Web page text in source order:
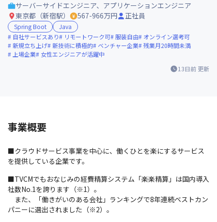
13日前 更新
サーバーサイドエンジニア、アプリケーションエンジニア
東京都（新宿駅）
567-966万円 正社員
Spring Boot
Java
自社サービスあり
リモートワーク可 服装自由
オンライン選考可
新規立ち上げ 新技術に積極的 ベンチャー企業 残業月20時間未満
上場企業
女性エンジニアが活躍中
事業概要
■クラウドサービス事業を中心に、働くひとを楽にするサービス
を提供している企業です。
■TVCMでもおなじみの経費精算システム「楽楽精算」は国内導入
社数No.1を誇ります（※1）。
また、「働きがいのある会社」ランキングで8年連続ベストカン
パニーに選出されました（※2）。